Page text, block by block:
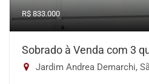
R$ 833.000
Sobrado à Venda com 3
Jardim Andrea Demarchi,